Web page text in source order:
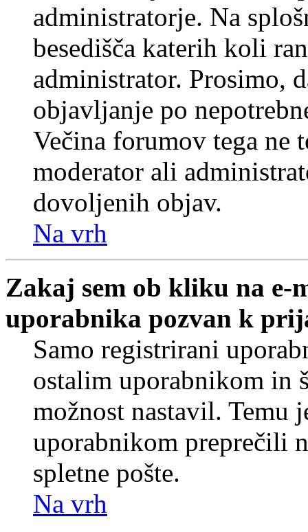
administratorje. Na
besedišča katerih koli
administrator. Prosimo,
objavljanje po
Večina forumov tega ne
moderator ali
dovoljenih objav.
Na vrh
Zakaj sem ob kliku na e-
uporabnika pozvan k
Samo registrirani
ostalim uporabnikom in
možnost nastavil. Temu
uporabnikom preprečili
spletne pošte.
Na vrh